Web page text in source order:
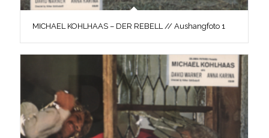
MICHAEL KOHLHAAS – DER REBELL // Aushangfoto 1